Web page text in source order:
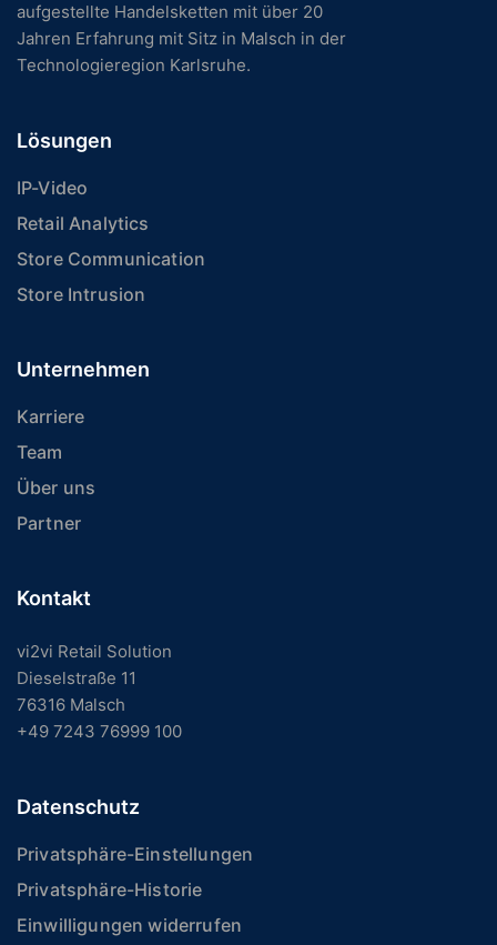
aufgestellte Handelsketten mit über 20
Jahren Erfahrung mit Sitz in Malsch in der
Technologieregion Karlsruhe.
Lösungen
IP-Video
Retail Analytics
Store Communication
Store Intrusion
Unternehmen
Karriere
Team
Über uns
Partner
Kontakt
vi2vi Retail Solution
Dieselstraße 11
76316 Malsch
+49 7243 76999 100
Datenschutz
Privatsphäre-Einstellungen
Privatsphäre-Historie
Einwilligungen widerrufen